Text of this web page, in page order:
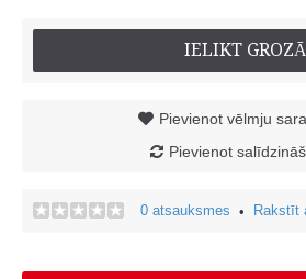
IELIKT GROZĀ
Pievienot vēlmju
Pievienot
0 atsauksmes • Rakstīt